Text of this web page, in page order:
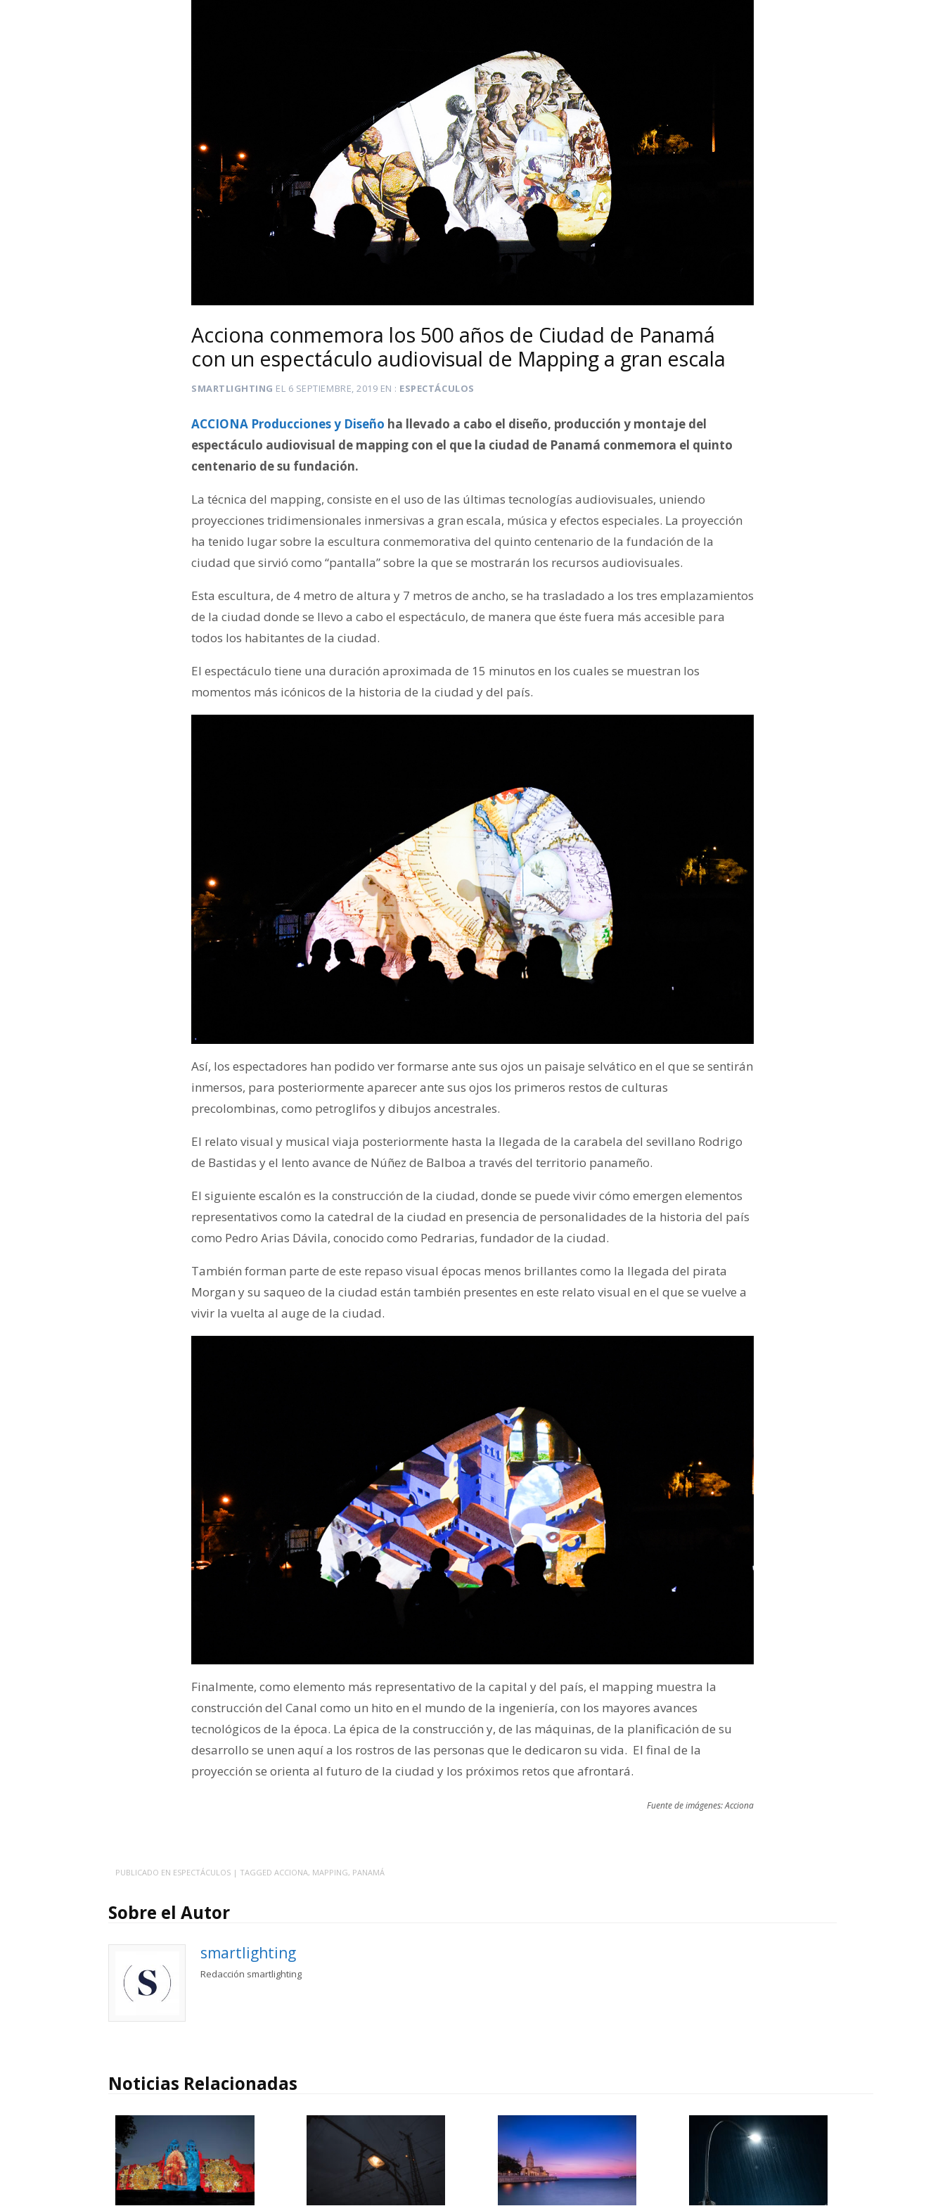
Acciona conmemora los 500 años de Ciudad de Panamá
con un espectáculo audiovisual de Mapping a gran escala
SMARTLIGHTING EL 6 SEPTIEMBRE, 2019 EN ESPECTÁCULOS
ACCIONA Producciones y Diseño ha llevado a cabo el diseño, producción y montaje del
espectáculo audiovisual de mapping con el que la ciudad de Panamá conmemora el quinto
centenario de su fundación.
La técnica del mapping, consiste en el uso de las últimas tecnologías audiovisuales, uniendo
proyecciones tridimensionales inmersivas a gran escala, música y efectos especiales. La proyección
ha tenido lugar sobre la escultura conmemorativa del quinto centenario de la fundación de la
ciudad que sirvió como “pantalla” sobre la que se mostrarán los recursos audiovisuales.
Esta escultura, de 4 metro de altura y 7 metros de ancho, se ha trasladado a los tres emplazamientos
de la ciudad donde se llevo a cabo el espectáculo, de manera que éste fuera más accesible para
todos los habitantes de la ciudad.
El espectáculo tiene una duración aproximada de 15 minutos en los cuales se muestran los
momentos más icónicos de la historia de la ciudad y del país.
Así, los espectadores han podido ver formarse ante sus ojos un paisaje selvático en el que se sentirán
inmersos, para posteriormente aparecer ante sus ojos los primeros restos de culturas
precolombinas, como petroglifos y dibujos ancestrales.
El relato visual y musical viaja posteriormente hasta la llegada de la carabela del sevillano Rodrigo
de Bastidas y el lento avance de Núñez de Balboa a través del territorio panameño.
El siguiente escalón es la construcción de la ciudad, donde se puede vivir cómo emergen elementos
representativos como la catedral de la ciudad en presencia de personalidades de la historia del país
como Pedro Arias Dávila, conocido como Pedrarias, fundador de la ciudad.
También forman parte de este repaso visual épocas menos brillantes como la llegada del pirata
Morgan y su saqueo de la ciudad están también presentes en este relato visual en el que se vuelve a
vivir la vuelta al auge de la ciudad.
Finalmente, como elemento más representativo de la capital y del país, el mapping muestra la
construcción del Canal como un hito en el mundo de la ingeniería, con los mayores avances
tecnológicos de la época. La épica de la construcción y, de las máquinas, de la planificación de su
desarrollo se unen aquí a los rostros de las personas que le dedicaron su vida. El final de la
proyección se orienta al futuro de la ciudad y los próximos retos que afrontará.
Fuente de imágenes: Acciona
PUBLICADO EN ESPECTÁCULOS | TAGGED ACCIONA, MAPPING, PANAMÁ
Sobre el Autor
smartlighting
Redacción smartlighting
Noticias Relacionadas